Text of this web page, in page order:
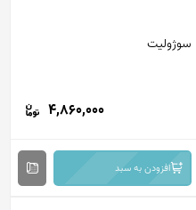
سوژولیت
4,860,000
افزودن به سبد